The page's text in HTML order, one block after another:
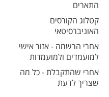
התארים
קטלוג הקורסים
האוניברסיטאי
אחרי הרשמה - אזור אישי
למועמדים ולמועמדות
אחרי שהתקבלת - כל מה
שצריך לדעת